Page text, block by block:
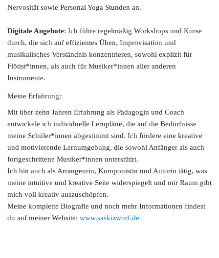
Nervosität sowie Personal Yoga Stunden an.
Digitale Angebote: Ich führe regelmäßig Workshops und Kurse
durch, die sich auf effizientes Üben, Improvisation und
musikalisches Verständnis konzentrieren, sowohl explizit für
Flötist*innen, als auch für Musiker*innen aller anderen
Instrumente.
Meine Erfahrung:
Mit über zehn Jahren Erfahrung als Pädagogin und Coach
entwickele ich individuelle Lernpläne, die auf die Bedürfnisse
meine Schüler*innen abgestimmt sind. Ich fördere eine kreative
und motivierende Lernumgebung, die sowohl Anfänger als auch
fortgeschrittene Musiker*innen unterstützt.
Ich bin auch als Arrangeurin, Komponistin und Autorin tätig, was
meine intuitive und kreative Seite widerspiegelt und mir Raum gibt
mich voll kreativ auszuschöpfen.
Meine komplette Biografie und noch mehr Informationen findest
du auf meiner Website: www.saskiaworf.de